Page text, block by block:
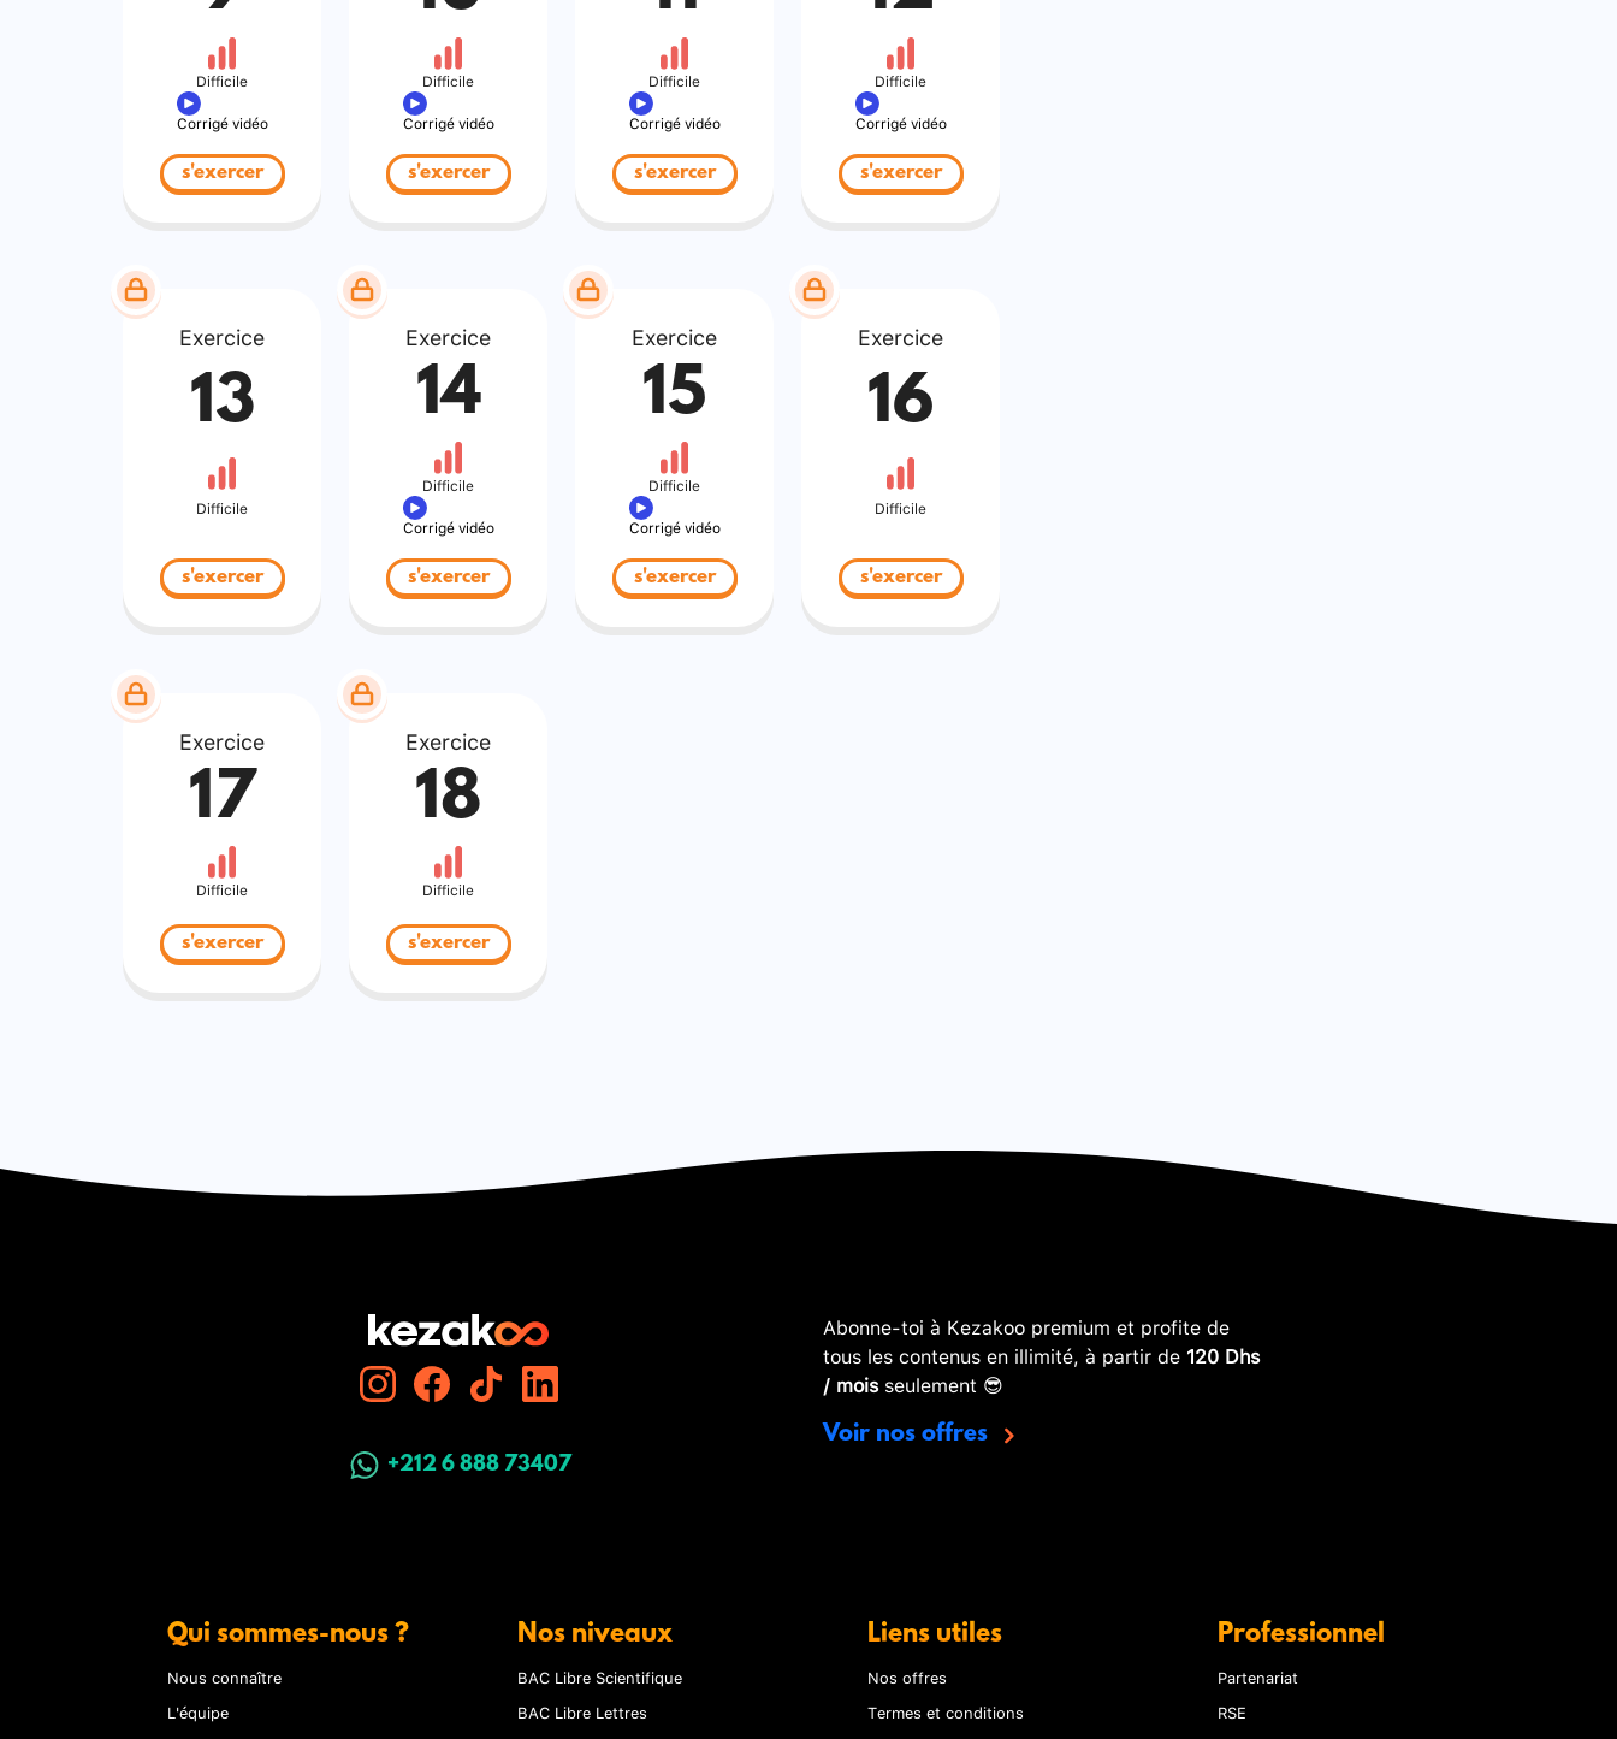
Difficile
Corrigé vidéo
s'exercer
Difficile
Corrigé vidéo
s'exercer
Difficile
Corrigé vidéo
s'exercer
Difficile
Corrigé vidéo
s'exercer
Exercice
13
Difficile
s'exercer
Exercice
14
Difficile
Corrigé vidéo
s'exercer
Exercice
15
Difficile
Corrigé vidéo
s'exercer
Exercice
16
Difficile
s'exercer
Exercice
17
Difficile
s'exercer
Exercice
18
Difficile
s'exercer
+212 6 888 73407
Abonne-toi à Kezakoo premium et profite de
tous les contenus en illimité, à partir de 120 Dhs
/ moisseulement 😎
Voir nos offres
Qui sommes-nous ?
Nous connaître
L'équipe
Nos niveaux
BAC Libre Scientifique
BAC Libre Lettres
Liens utiles
Nos offres
Termes et conditions
Professionnel
Partenariat
RSE